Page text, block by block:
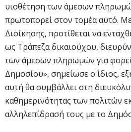
υιοθέτηση των άμεσων
πρωτοπορεί στον τομέα αυτό.
Διοίκησης, προτίθεται να
ως Τράπεζα δικαιούχου,
των άμεσων πληρωμών για
Δημοσίου», σημείωσε ο ίδιος,
αυτή θα συμβάλλει στη
καθημερινότητας των πολιτών
αλληλεπίδρασή τους με το